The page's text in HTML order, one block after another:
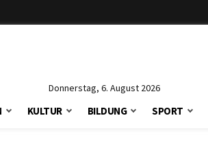
Donnerstag, 6. August 2026
KULTUR BILDUNG SPORT